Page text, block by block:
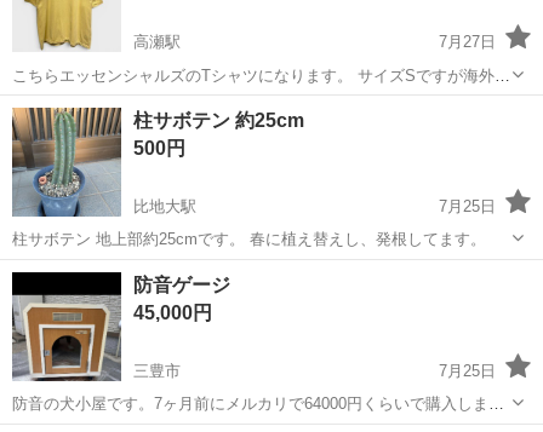
高瀬駅
7月27日
こちらエッセンシャルズのTシャツになります。 サイズSですが海外サ
イズの為、体感XLぐらいあります。 着丈約78cm 目立つ汚れ ホツレ見
当たりません。 古物商許可証オークションで購入しましたので、間違
いなく本物です。
香川 三豊市 高瀬駅 その他
柱サボテン 約25cm
500円
比地大駅
7月25日
柱サボテン 地上部約25cmです。 春に植え替えし、発根してます。
香川 三豊市 比地大駅
防音ゲージ
45,000円
三豊市
7月25日
防音の犬小屋です。7ヶ月前にメルカリで64000円くらいで購入しまし
た。裏側に少し擦り傷があるのと左前のキャスターがまわないらしい